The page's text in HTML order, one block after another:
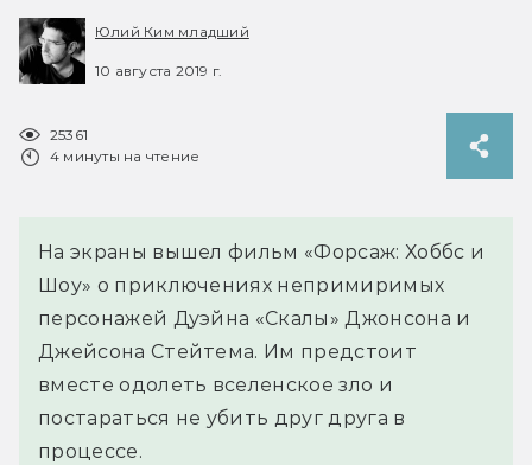
Юлий Ким младший
10 августа 2019 г.
25361
4 минуты на чтение
На экраны вышел фильм «Форсаж: Хоббс и
Шоу» о приключениях непримиримых
персонажей Дуэйна «Скалы» Джонсона и
Джейсона Стейтема. Им предстоит
вместе одолеть вселенское зло и
постараться не убить друг друга в
процессе.